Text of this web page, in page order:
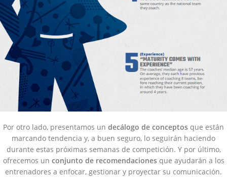
Por otro lado, presentamos un decálogo de conceptos que están
marcando tendencia y, a buen seguro, lo seguirán haciendo
durante estas próximas semanas de competición. Y por último,
ofrecemos un conjunto de recomendacionesque ayudarán a los
entrenadores a enfocar, gestionar y proyectar su comunicación.